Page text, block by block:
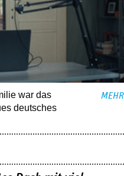
war das
deutsches
MEHR